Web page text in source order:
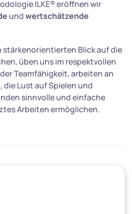
ILKE® eröffnen wir
undwertschätzende
stärkenorientierten Blick auf die
üben uns im respektvollen
Teamfähigkeit, arbeiten an
Lust auf Spielen und
sinnvolle und einfache
Arbeiten ermöglichen.